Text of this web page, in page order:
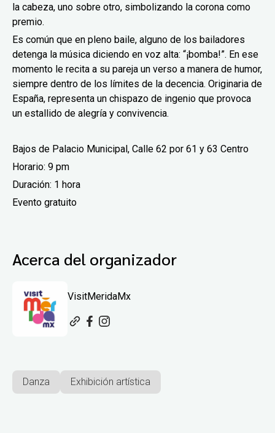
la cabeza, uno sobre otro, simbolizando la corona como
premio.
Es común que en pleno baile, alguno de los bailadores
detenga la música diciendo en voz alta: “¡bomba!”. En ese
momento le recita a su pareja un verso a manera de humor,
siempre dentro de los límites de la decencia. Originaria de
España, representa un chispazo de ingenio que provoca
un estallido de alegría y convivencia.
Bajos de Palacio Municipal, Calle 62 por 61 y 63 Centro
Horario: 9 pm
Duración: 1 hora
Evento gratuito
Acerca del organizador
VisitMeridaMx
Danza Exhibición artística